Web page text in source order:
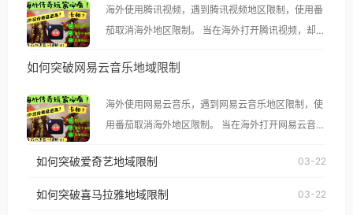
海外使用腾讯视频，遇到腾讯视频地区限制，使用番
茄取消海外地区限制。 当在海外打开腾讯视频，却突
示语。 海外用户如香港、澳门、台湾、美国、加拿
像其他音乐平台一样，出现地区及版权限制问题，且
仅能在中国大陆地区播放。 遇到这个问题的朋友们，
使用番茄回国加速器，即可解决「海外用户收听腾讯
台湾、美国、加拿大、澳大利亚、欧洲等国家和地区
如何突破网易云音乐地域限制
海外使用网易云音乐，遇到网易云音乐地区限制，使
用番茄取消海外地区限制。 当在海外打开网易云音
播放”的提示语。 海外用户如香港、澳门、台湾、美
国、加拿大、澳大利亚、欧洲等国家和地区时，网易
如何突破爱奇艺地域限制 03-22
如何突破喜马拉雅地域限制 03-22